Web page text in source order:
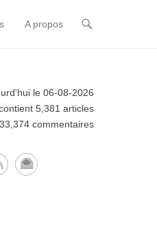
A propos
le 06-08-2026
5,381 articles
commentaires